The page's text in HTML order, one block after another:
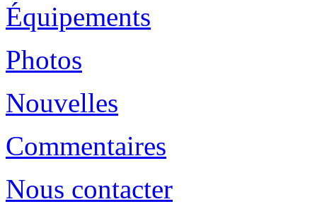
Équipements
Photos
Nouvelles
Commentaires
Nous contacter